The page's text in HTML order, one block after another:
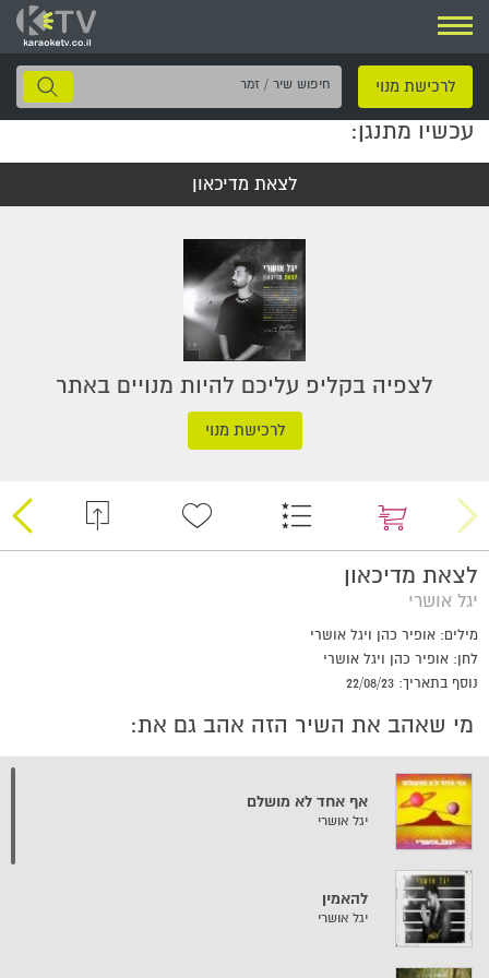
ניווט
לרכישת מנוי
חיפוש
שיר
עכשיו מתנגן:
לצאת מדיכאון
לצפיה בקליפ עליכם להיות מנויים באתר
לרכישת מנוי
לצאת מדיכאון
יגל אושרי
מילים: אופיר כהן ויגל אושרי
לחן: אופיר כהן ויגל אושרי
נוסף בתאריך: 22/08/23
מי שאהב את השיר הזה אהב גם את:
אף אחד לא מושלם
יגל אושרי
להאמין
יגל אושרי